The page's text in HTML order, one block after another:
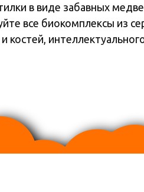
в виде забавных
все биокомплексы из
костей,